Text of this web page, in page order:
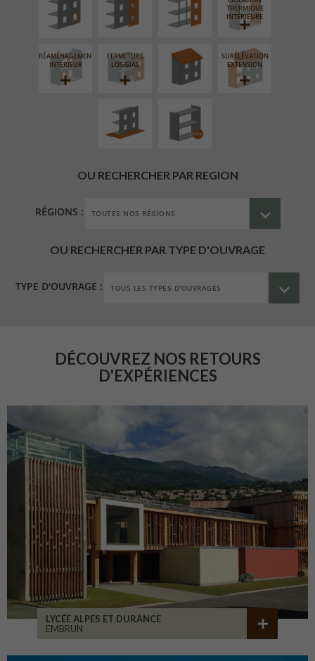
THERMIQUE
INTÉRIEURE
RÉAMÉNAGEMENT
INTÉRIEUR
FERMETURE
LOGGIAS
RÉFECTION DES
TOITURES
SURÉLÉVATION
EXTENSION
AMÉNAGEMENT
EXTÉRIEUR
PROCÉDÉ
PARTICULIER
OU RECHERCHER PAR REGION
RÉGIONS :
OU RECHERCHER PAR TYPE D'OUVRAGE
TYPE D'OUVRAGE :
DÉCOUVREZ NOS RETOURS
D'EXPÉRIENCES
LYCÉE ALPES ET DURANCE
EMBRUN